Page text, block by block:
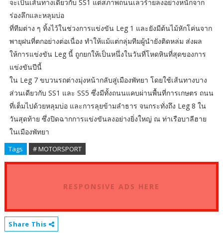
จะเป็นเส้นทางเดียวกับ SS1 แต่สภาพถนนเลวร้ายลงอย่างหนักจาก
ร่องลึกและหลุมบ่อ
ที่ทีมต่าง ๆ ทิ้งไว้ในช่วงการแข่งขัน Leg 1 และยังมีต้นไม้หักโค่นจาก
พายุฝนที่ตกอย่างต่อเนื่อง ทำให้แม้แต่กลุ่มทีมผู้นำยังติดหล่ม ส่งผล
ให้การแข่งขัน Leg นี้ ถูกยกให้เป็นหนึ่งในวันที่โหดหินที่สุดของการ
แข่งขันปีนี้
ใน Leg 7 ขบวนรถต่างมุ่งหน้ากลับสู่เมืองพัทยา โดยใช้เส้นทางบาง
ส่วนเดียวกับ SS1 และ SS5 ซึ่งมีทั้งถนนแคบผ่านพื้นที่การเกษตร ถนน
ที่เต็มไปด้วยหลุมบ่อ และการลุยข้ามลำธาร จนกระทั่งถึง Leg 8 ใน
วันสุดท้าย ซึ่งปิดฉากการแข่งขันลงอย่างยิ่งใหญ่ ณ ท่าเรือบาลีฮาย
ในเมืองพัทยา
Tags # MOTORSPORT
RESPONSIVE ADS HERE
Share This